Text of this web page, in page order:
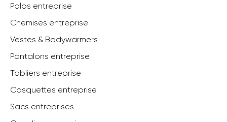
Polos entreprise
Chemises entreprise
Vestes & Bodywarmers
Pantalons entreprise
Tabliers entreprise
Casquettes entreprise
Sacs entreprises